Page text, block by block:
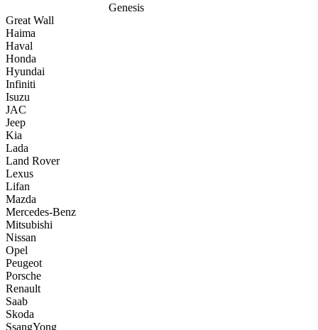
Genesis
Great Wall
Haima
Haval
Honda
Hyundai
Infiniti
Isuzu
JAC
Jeep
Kia
Lada
Land Rover
Lexus
Lifan
Mazda
Mercedes-Benz
Mitsubishi
Nissan
Opel
Peugeot
Porsche
Renault
Saab
Skoda
SsangYong